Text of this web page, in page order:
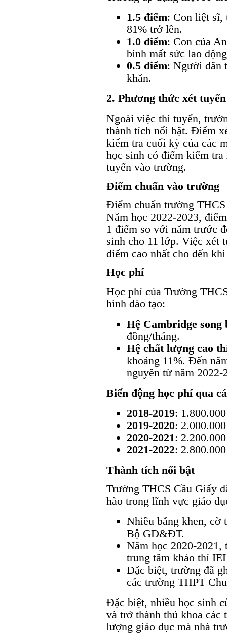
1.5 điểm: Con liệt sĩ,
81% trở lên.
1.0 điểm: Con của
binh mất sức lao
0.5 điểm: Người dân
khăn.
2. Phương thức xét tuyển
Ngoài việc thi tuyển,
thành tích nổi bật. Điểm
kiểm tra cuối kỳ của các
học sinh có điểm kiểm
tuyển vào trường.
Điểm chuẩn vào trường
Điểm chuẩn trường
Năm học 2022-2023,
1 điểm so với năm trước
sinh cho 11 lớp. Việc xét
điểm cao nhất cho đến
Học phí
Học phí của Trường
hình đào tạo:
Hệ Cambridge song
đồng/tháng.
Hệ chất lượng cao
khoảng 11%. Đến
nguyên từ năm
Biến động học phí qua
2018-2019:
2019-2020:
2020-2021:
2021-2022:
Thành tích nổi bật
Trường THCS Cầu Giấy
hào trong lĩnh vực giáo
Nhiều bằng khen, cờ
Bộ GD&ĐT.
Năm học 2020-2021,
trung tâm khảo thí
Đặc biệt, trường đã
các trường THPT
Đặc biệt, nhiều học sinh
và trở thành thủ khoa các
lượng giáo dục mà nhà